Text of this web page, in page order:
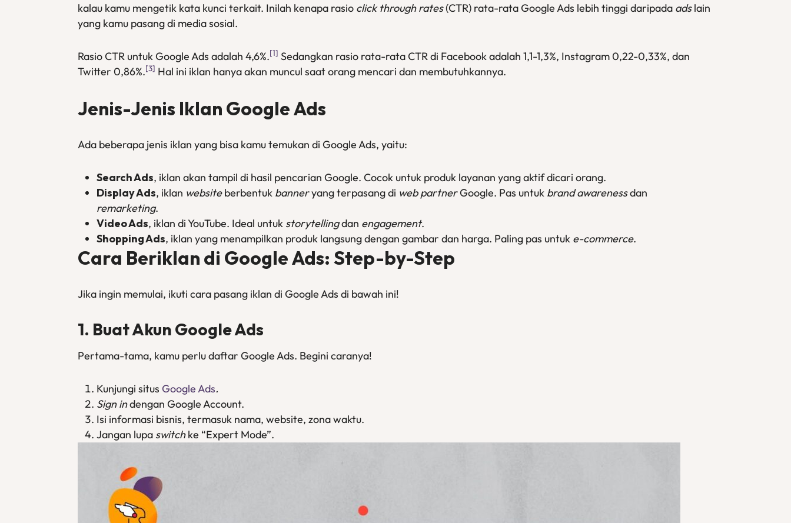
kalau kamu mengetik kata kunci terkait. Inilah kenapa rasio click through rates(CTR) rata-rata Google Ads lebih tinggi daripada adslain
yang kamu pasang di media sosial.
Rasio CTR untuk Google Ads adalah 4,6%.[1] Sedangkan rasio rata-rata CTR di Facebook adalah 1,1-1,3%, Instagram 0,22-0,33%, dan
Twitter 0,86%.[3] Hal ini iklan hanya akan muncul saat orang mencari dan membutuhkannya.
Jenis-Jenis Iklan Google Ads
Ada beberapa jenis iklan yang bisa kamu temukan di Google Ads, yaitu:
Search Ads, iklan akan tampil di hasil pencarian Google. Cocok untuk produk layanan yang aktif dicari orang.
Display Ads, iklan websiteberbentuk banneryang terpasang di web partnerGoogle. Pas untuk brand awarenessdan
remarketing.
Video Ads, iklan di YouTube. Ideal untuk storytellingdan engagement.
Shopping Ads, iklan yang menampilkan produk langsung dengan gambar dan harga. Paling pas untuk e-commerce.
Cara Beriklan di Google Ads: Step-by-Step
Jika ingin memulai, ikuti cara pasang iklan di Google Ads di bawah ini!
1. Buat Akun Google Ads
Pertama-tama, kamu perlu daftar Google Ads. Begini caranya!
Kunjungi situs Google Ads.
Sign indengan Google Account.
Isi informasi bisnis, termasuk nama, website, zona waktu.
Jangan lupa switchke “Expert Mode”.